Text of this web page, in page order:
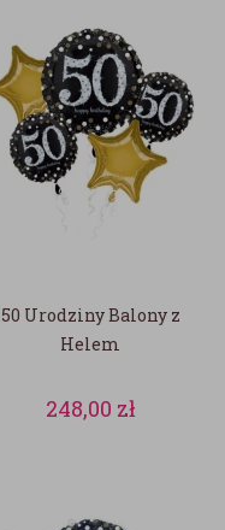
50 Urodziny Balony z
Helem
248,00 zł